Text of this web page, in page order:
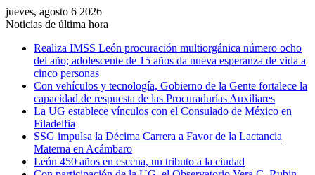
jueves, agosto 6 2026
Noticias de última hora
Realiza IMSS León procuración multiorgánica número ocho
del año; adolescente de 15 años da nueva esperanza de vida a
cinco personas
Con vehículos y tecnología, Gobierno de la Gente fortalece la
capacidad de respuesta de las Procuradurías Auxiliares
La UG establece vínculos con el Consulado de México en
Filadelfia
SSG impulsa la Décima Carrera a Favor de la Lactancia
Materna en Acámbaro
León 450 años en escena, un tributo a la ciudad